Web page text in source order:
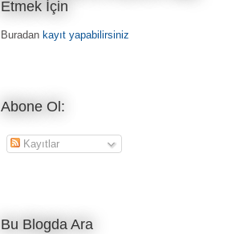
Etmek İçin
Buradan kayıt yapabilirsiniz
Abone Ol:
Kayıtlar
Bu Blogda Ara